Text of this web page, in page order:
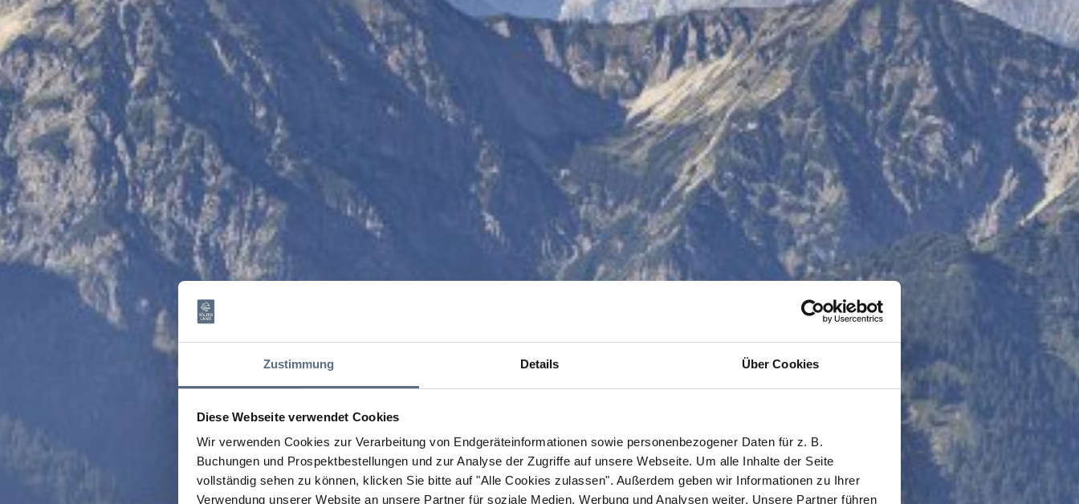
Zustimmung Details Über Cookies
Diese Webseite verwendet Cookies
Wir verwenden Cookies zur Verarbeitung von Endgeräteinformationen sowie personenbezogener Daten für z. B.
Buchungen und Prospektbestellungen und zur Analyse der Zugriffe auf unsere Webseite. Um alle Inhalte der Seite
vollständig sehen zu können, klicken Sie bitte auf "Alle Cookies zulassen". Außerdem geben wir Informationen zu Ihrer
Verwendung unserer Website an unsere Partner für soziale Medien, Werbung und Analysen weiter. Unsere Partner führen